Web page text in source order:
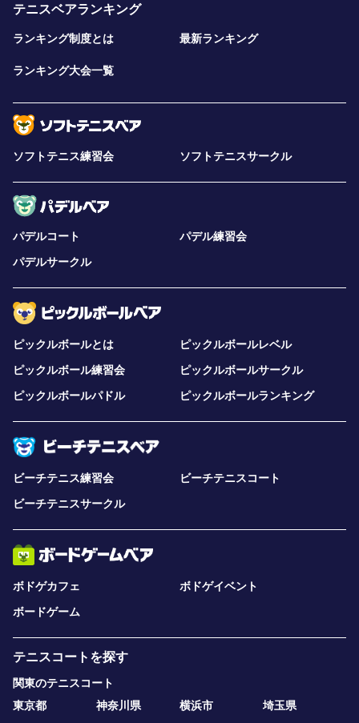
テニスベアランキング
ランキング制度とは 最新ランキング
ランキング大会一覧
ソフトテニス練習会 ソフトテニスサークル
パデルコート
パデル練習会
パデルサークル
ピックルボールとは
ピックルボールレベル
ピックルボール練習会
ピックルボールサークル
ピックルボールパドル
ピックルボールランキング
ビーチテニス練習会
ビーチテニスコート
ビーチテニスサークル
ボドゲカフェ
ボドゲイベント
ボードゲーム
テニスコートを探す
関東のテニスコート
東京都
神奈川県 横浜市
埼玉県